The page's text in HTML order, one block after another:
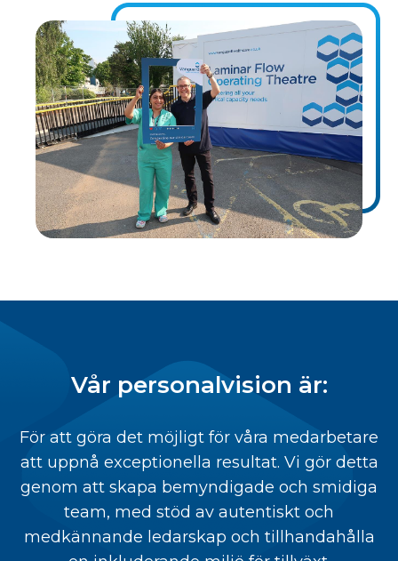
Vår personalvision är:
För att göra det möjligt för våra medarbetare
att uppnå exceptionella resultat. Vi gör detta
genom att skapa bemyndigade och smidiga
team, med stöd av autentiskt och
medkännande ledarskap och tillhandahålla